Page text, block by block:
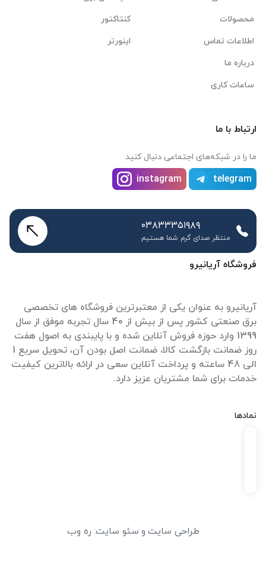
فروشگاه آریانیرو
آریانیرو به عنوان یکی از معتبرترین فروشگاه های تخصصی
برق صنعتی کشور پس از بیش از 40 سال تجربه موفق از سال
1399 وارد حوزه فروش آنلاین شده و با پایبندی به اصول هفت
روز ضمانت بازگشت کالا، ضمانت اصل بودن آن، تحویل سریع 1
الی 48 ساعته و پرداخت آنلاین سعی در ارائه بالاترین کیفیت
خدمات برای شما مشتریان عزیز دارد.
نمادها
محصولات
اطلاعات تماس
درباره ما
ساعات کاری
کنتاکتور
اینورتر
ارتباط با ما
ما را در شبکه‌های اجتماعی دنبال کنید
telegram
instagram
۰۳۸۳۳۳۵۱۹۸۹
منتظر صدای گرم شما هستیم
طراحی سایت و سئو سایت: ره وب